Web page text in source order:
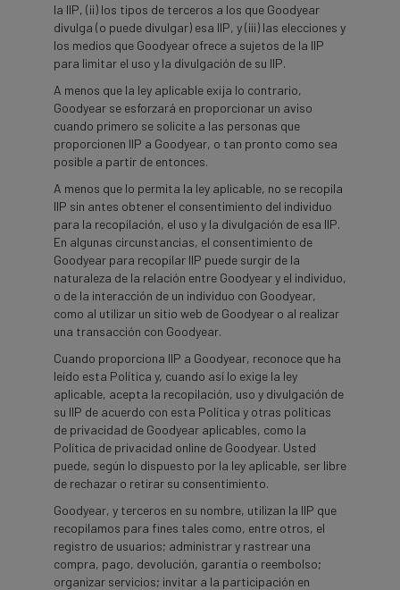
la IIP, (ii) los tipos de terceros a los que Goodyear
divulga (o puede divulgar) esa IIP, y (iii) las elecciones y
los medios que Goodyear ofrece a sujetos de la IIP
para limitar el uso y la divulgación de su IIP.
A menos que la ley aplicable exija lo contrario,
Goodyear se esforzará en proporcionar un aviso
cuando primero se solicite a las personas que
proporcionen IIP a Goodyear, o tan pronto como sea
posible a partir de entonces.
A menos que lo permita la ley aplicable, no se recopila
IIP sin antes obtener el consentimiento del individuo
para la recopilación, el uso y la divulgación de esa IIP.
En algunas circunstancias, el consentimiento de
Goodyear para recopilar IIP puede surgir de la
naturaleza de la relación entre Goodyear y el individuo,
o de la interacción de un individuo con Goodyear,
como al utilizar un sitio web de Goodyear o al realizar
una transacción con Goodyear.
Cuando proporciona IIP a Goodyear, reconoce que ha
leído esta Política y, cuando así lo exige la ley
aplicable, acepta la recopilación, uso y divulgación de
su IIP de acuerdo con esta Política y otras políticas
de privacidad de Goodyear aplicables, como la
Política de privacidad online de Goodyear. Usted
puede, según lo dispuesto por la ley aplicable, ser libre
de rechazar o retirar su consentimiento.
Goodyear, y terceros en su nombre, utilizan la IIP que
recopilamos para fines tales como, entre otros, el
registro de usuarios; administrar y rastrear una
compra, pago, devolución, garantía o reembolso;
organizar servicios; invitar a la participación en